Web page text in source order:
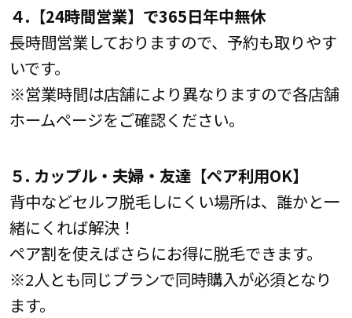
４.【24時間営業】で365日年中無休
長時間営業しておりますので、予約も取りやす
いです。
※営業時間は店舗により異なりますので各店舗
ホームページをご確認ください。
５. カップル・夫婦・友達【ペア利用OK】
背中などセルフ脱毛しにくい場所は、誰かと一
緒にくれば解決！
ペア割を使えばさらにお得に脱毛できます。
※2人とも同じプランで同時購入が必須となり
ます。